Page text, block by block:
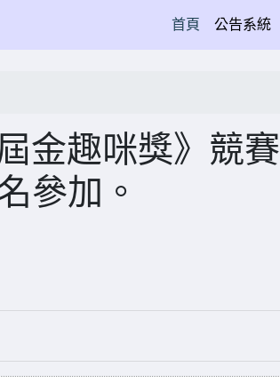
首頁(current)
公告系統
金趣咪獎》競賽
參加。